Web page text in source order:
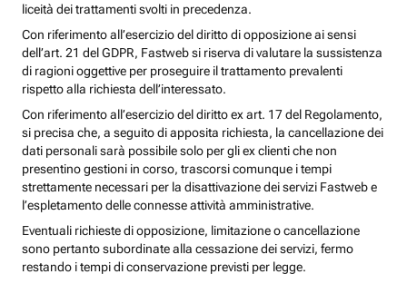
liceità dei trattamenti svolti in precedenza.
Con riferimento all’esercizio del diritto di opposizione ai sensi
dell’art. 21 del GDPR, Fastweb si riserva di valutare la sussistenza
di ragioni oggettive per proseguire il trattamento prevalenti
rispetto alla richiesta dell’interessato.
Con riferimento all’esercizio del diritto ex art. 17 del Regolamento,
si precisa che, a seguito di apposita richiesta, la cancellazione dei
dati personali sarà possibile solo per gli ex clienti che non
presentino gestioni in corso, trascorsi comunque i tempi
strettamente necessari per la disattivazione dei servizi Fastweb e
l’espletamento delle connesse attività amministrative.
Eventuali richieste di opposizione, limitazione o cancellazione
sono pertanto subordinate alla cessazione dei servizi, fermo
restando i tempi di conservazione previsti per legge.